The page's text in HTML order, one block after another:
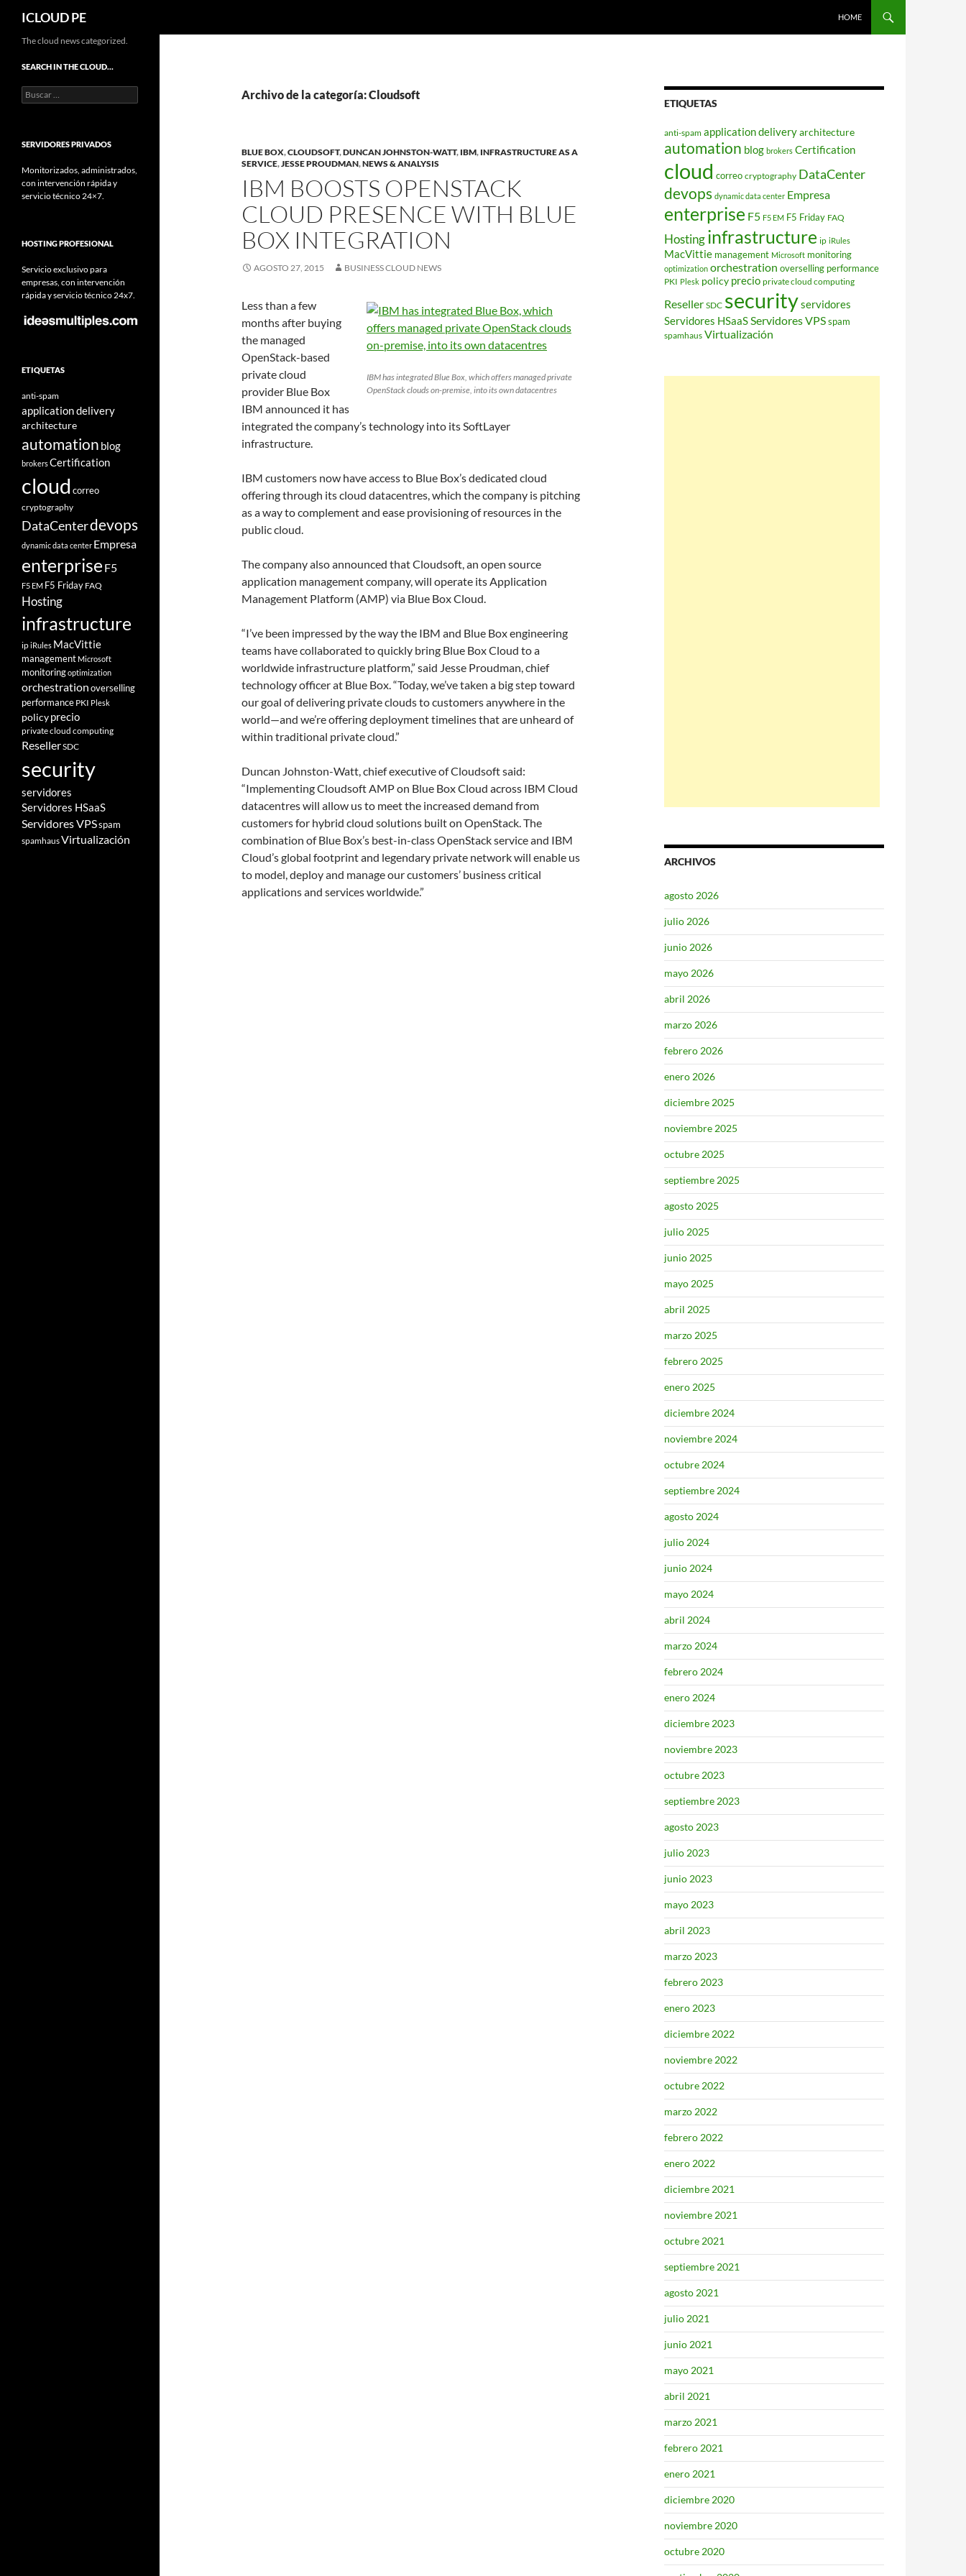
Saltar
contenido
ICLOUD PE HOME
Archivo de la categoría: Cloudsoft
BLUE BOX,CLOUDSOFT,DUNCAN JOHNSTON-WATT, IBM, INFRASTRUCTURE AS A
SERVICE,JESSE PROUDMAN,NEWS & ANALYSIS
IBM BOOSTS OPENSTACK
CLOUD PRESENCE WITH BLUE
BOX INTEGRATION
AGOSTO 27, 2015 BUSINESS CLOUD NEWS
IBM has integrated Blue Box, which offers managed private
OpenStack clouds on-premise, into its own datacentres
Less than a few
months after buying
the managed
OpenStack-based
private cloud
provider Blue Box
IBM announced it has
integrated the company’s technology into its SoftLayer
infrastructure.
IBM customers now have access to Blue Box’s dedicated cloud
offering through its cloud datacentres, which the company is pitching
as a way to complement and ease provisioning of resources in the
public cloud.
The company also announced that Cloudsoft, an open source
application management company, will operate its Application
Management Platform (AMP) via Blue Box Cloud.
“I’ve been impressed by the way the IBM and Blue Box engineering
teams have collaborated to quickly bring Blue Box Cloud to a
worldwide infrastructure platform,” said Jesse Proudman, chief
technology officer at Blue Box. “Today, we’ve taken a big step toward
our goal of delivering private clouds to customers anywhere in the
world—and we’re offering deployment timelines that are unheard of
within traditional private cloud.”
Duncan Johnston-Watt, chief executive of Cloudsoft said:
“Implementing Cloudsoft AMP on Blue Box Cloud across IBM Cloud
datacentres will allow us to meet the increased demand from
customers for hybrid cloud solutions built on OpenStack. The
combination of Blue Box’s best-in-class OpenStack service and IBM
Cloud’s global footprint and legendary private network will enable us
to model, deploy and manage our customers’ business critical
applications and services worldwide.”
ETIQUETAS
anti-spam application deliveryarchitecture
automation blog brokers Certification
cloud correo cryptography DataCenter
devops dynamic data center Empresa
enterprise F5 F5 EM F5 Friday FAQ
Hostinginfrastructure ip iRules
MacVittie management Microsoft monitoring
optimization orchestration overselling performance
PKI Plesk policy precio private cloud computing
Reseller SDC securityservidores
Servidores HSaaSServidores VPSspam
spamhaus Virtualización
ARCHIVOS
agosto 2026
julio 2026
junio 2026
mayo 2026
abril 2026
marzo 2026
febrero 2026
enero 2026
diciembre 2025
noviembre 2025
octubre 2025
septiembre 2025
agosto 2025
julio 2025
junio 2025
mayo 2025
abril 2025
marzo 2025
febrero 2025
enero 2025
diciembre 2024
noviembre 2024
octubre 2024
septiembre 2024
agosto 2024
julio 2024
junio 2024
mayo 2024
abril 2024
marzo 2024
febrero 2024
enero 2024
diciembre 2023
noviembre 2023
octubre 2023
septiembre 2023
agosto 2023
julio 2023
junio 2023
mayo 2023
abril 2023
marzo 2023
febrero 2023
enero 2023
diciembre 2022
noviembre 2022
octubre 2022
marzo 2022
febrero 2022
enero 2022
diciembre 2021
noviembre 2021
octubre 2021
septiembre 2021
agosto 2021
julio 2021
junio 2021
mayo 2021
abril 2021
marzo 2021
febrero 2021
enero 2021
diciembre 2020
noviembre 2020
octubre 2020
The cloud news categorized.
SEARCH IN THE CLOUD…
Buscar:
SERVIDORES PRIVADOS
Monitorizados, administrados,
con intervención rápida y
servicio técnico 24×7.
HOSTING PROFESIONAL
Servicio exclusivo para
empresas, con intervención
rápida y servicio técnico 24x7.
ETIQUETAS
anti-spam
application delivery
architecture
automation blog
brokersCertification
cloud correo
cryptography
DataCenterdevops
dynamic data center Empresa
enterprise F5
F5 EM F5 Friday FAQ
Hosting
infrastructure
ipiRules MacVittie
management Microsoft
monitoringoptimization
orchestrationoverselling
performance PKI Plesk
policyprecio
private cloud computing
ResellerSDC
security
servidores
Servidores HSaaS
Servidores VPSspam
spamhausVirtualización